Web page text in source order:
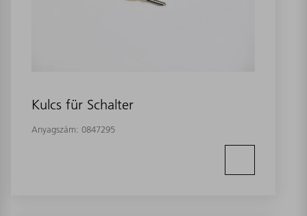
Kulcs für Schalter
Anyagszám: 0847295